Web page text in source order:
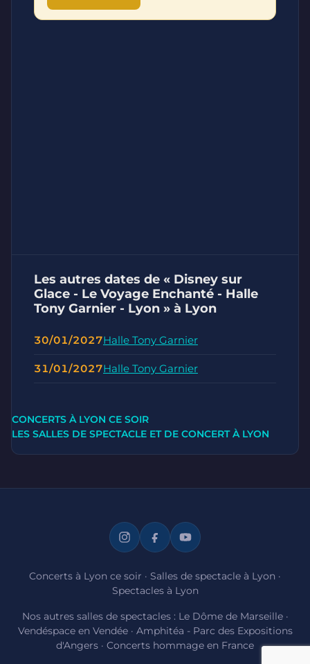
Les autres dates de « Disney sur
Glace - Le Voyage Enchanté - Halle
Tony Garnier - Lyon » à Lyon
30/01/2027Halle Tony Garnier
31/01/2027Halle Tony Garnier
CONCERTS À LYON CE SOIR
LES SALLES DE SPECTACLE ET DE CONCERT À LYON
Concerts à Lyon ce soir · Salles de spectacle à Lyon ·
Spectacles à Lyon
Nos autres salles de spectacles : Le Dôme de Marseille·
Vendéspace en Vendée· Amphitéa - Parc des Expositions
d'Angers · Concerts hommage en France